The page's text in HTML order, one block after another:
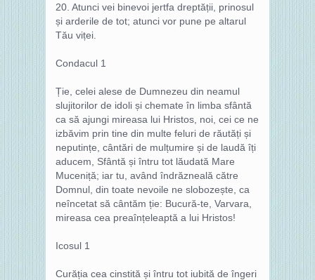
20. Atunci vei binevoi jertfa dreptății, prinosul
și arderile de tot; atunci vor pune pe altarul
Tău viței.
Condacul 1
Ție, celei alese de Dumnezeu din neamul
slujitorilor de idoli și chemate în limba sfântă
ca să ajungi mireasa lui Hristos, noi, cei ce ne
izbăvim prin tine din multe feluri de răutăți și
neputințe, cântări de mulțumire și de laudă îți
aducem, Sfântă și întru tot lăudată Mare
Muceniță; iar tu, având îndrăzneală către
Domnul, din toate nevoile ne slobozește, ca
neîncetat să cântăm ție: Bucură-te, Varvara,
mireasa cea preaînțeleaptă a lui Hristos!
Icosul 1
Curăția cea cinstită și întru tot iubită de îngeri